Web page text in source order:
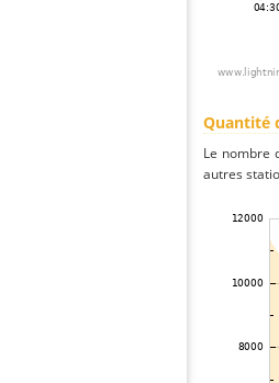
Quantité
Le nombre
autres